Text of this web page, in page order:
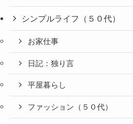
シンプルライフ（５０代）
お家仕事
日記：独り言
平屋暮らし
ファッション（５０代）